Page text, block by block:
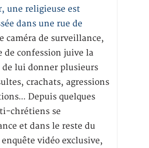
une religieuse est
dans une rue de
caméra de surveillance,
de confession juive la
de lui donner plusieurs
crachats, agressions
Depuis quelques
chrétiens se
et dans le reste du
vidéo exclusive,